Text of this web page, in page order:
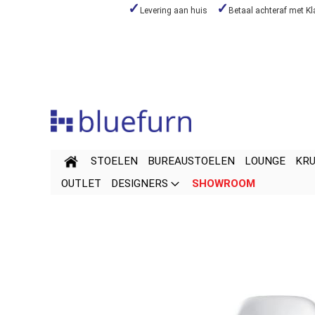
Levering aan huis Betaal achteraf met
STOELEN BUREAUSTOELEN LOUNGE
OUTLET
DESIGNERS SHOWROOM